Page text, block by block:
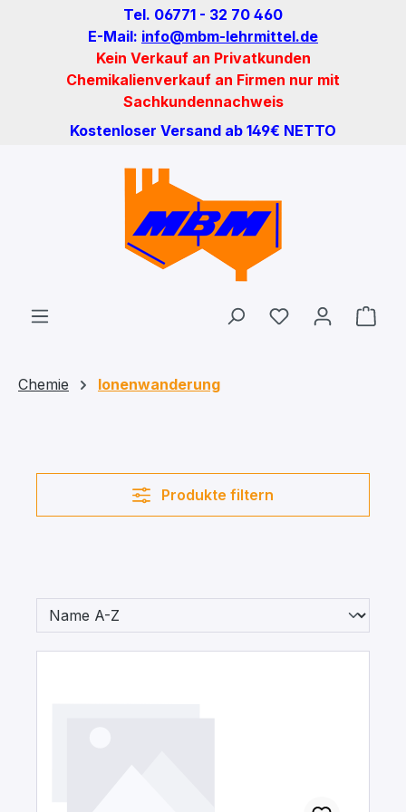
Zum Hauptinhalt springenTel. 06771 - 32 70 460
E-Mail: info@mbm-lehrmittel.de
Kein Verkauf an Privatkunden
Chemikalienverkauf an Firmen nur mit
Sachkundennachweis
Kostenloser Versand ab 149€ NETTO
Du hast 0
Chemie Ionenwanderung
Produkte filtern